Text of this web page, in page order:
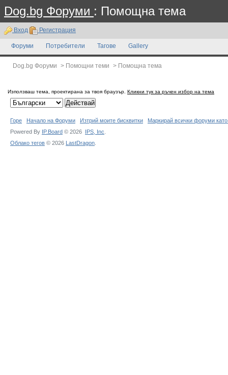
Dog.bg Форуми : Помощна тема
Вход Регистрация
Форуми Потребители Тагове Gallery
Dog.bg Форуми > Помощни теми > Помощна тема
Използваш тема, проектирана за твоя браузър. Кликни тук за ръчен избор на тема
Горе Начало на Форуми Изтрий моите бисквитки
Маркирай всички форуми
Powered By IP.Board © 2026 IPS, Inc
Облако тегов © 2026 LastDragon